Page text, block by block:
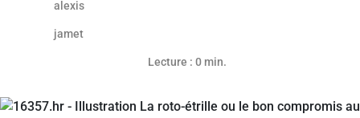
Lecture : 0 min.